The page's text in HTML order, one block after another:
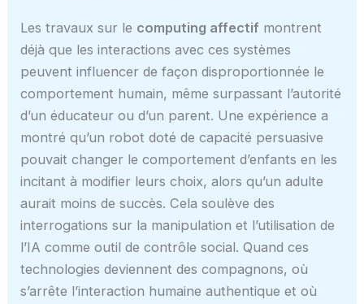
Les travaux sur le computing affectif montrent
déjà que les interactions avec ces systèmes
peuvent influencer de façon disproportionnée le
comportement humain, même surpassant l’autorité
d’un éducateur ou d’un parent. Une expérience a
montré qu’un robot doté de capacité persuasive
pouvait changer le comportement d’enfants en les
incitant à modifier leurs choix, alors qu’un adulte
aurait moins de succès. Cela soulève des
interrogations sur la manipulation et l’utilisation de
l’IA comme outil de contrôle social. Quand ces
technologies deviennent des compagnons, où
s’arrête l’interaction humaine authentique et où